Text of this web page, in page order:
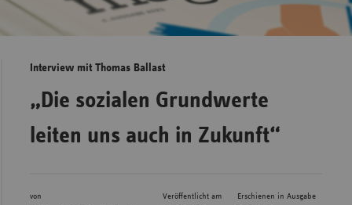
Interview mit Thomas Ballast
„Die sozialen Grundwerte
leiten uns auch in Zukunft“
von Veröffentlicht am Erschienen in Ausgabe